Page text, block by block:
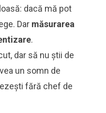
dacă mă pot
Dar măsurarea
.
dar să nu știi de
un somn de
fără chef de